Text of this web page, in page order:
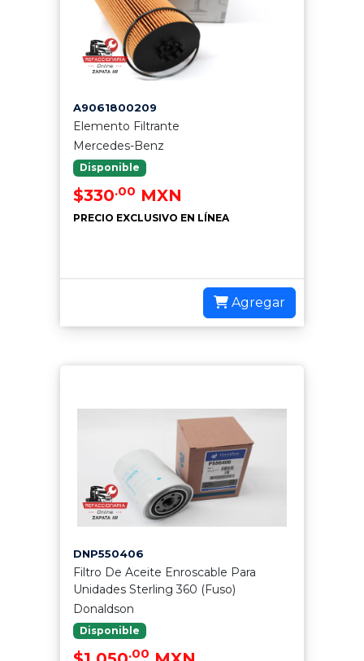
A9061800209
Elemento Filtrante
Mercedes-Benz
Disponible
$330.00 MXN
PRECIO EXCLUSIVO EN LÍNEA
Agregar
DNP550406
Filtro De Aceite Enroscable Para
Unidades Sterling 360 (Fuso)
Donaldson
Disponible
.00